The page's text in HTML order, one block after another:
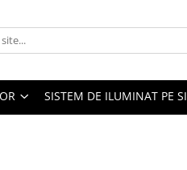
SISTEM DE ILUMINAT PE